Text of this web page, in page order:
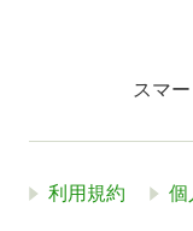
スマ
利用規約 個